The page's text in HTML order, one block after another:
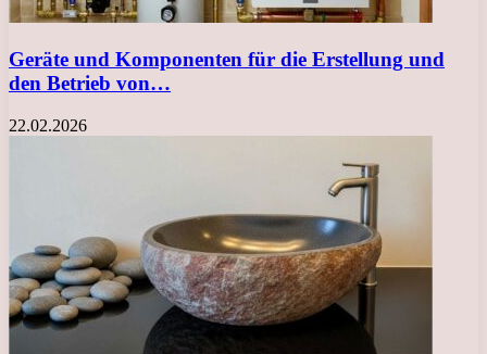
Geräte und Komponenten für die Erstellung und
den Betrieb von…
22.02.2026